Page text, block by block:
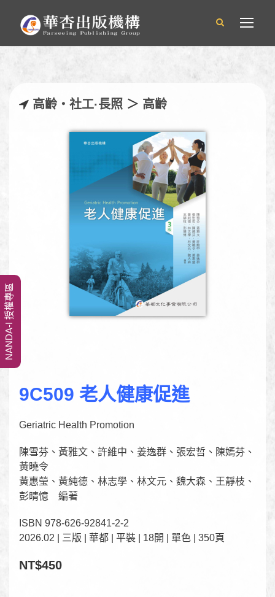
高齡‧社工·長照 ＞ 高齡
9C509 老人健康促進
Geriatric Health Promotion
陳雪芬、黃雅文、許維中、姜逸群、張宏哲、陳嫣芬、
黃曉令
黃惠瑩、黃純德、林志學、林文元、魏大森、王靜枝、
彭晴憶 編著
ISBN 978-626-92841-2-2
2026.02 | 三版 | 華都 | 平裝 | 18開 | 單色 | 350頁
NT$450
NANDA-I 授權專區